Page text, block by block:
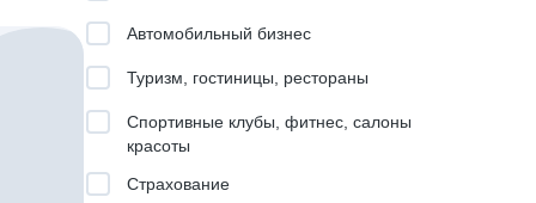
Автомобильный бизнес
Туризм, гостиницы, рестораны
Спортивные клубы, фитнес, салоны
красоты
Страхование